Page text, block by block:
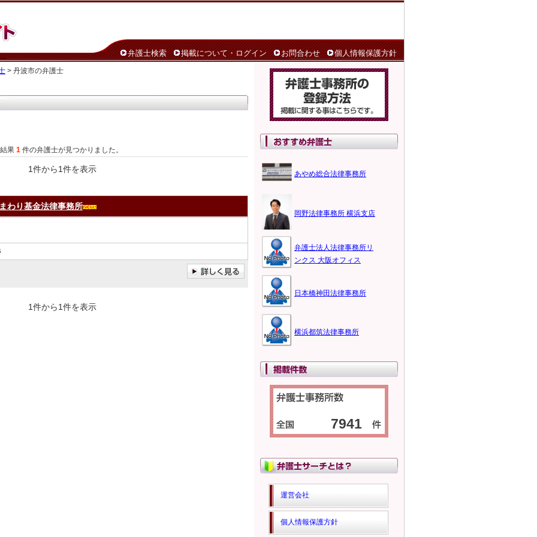
弁護士検索 掲載について・ログイン お問合わせ 個人情報保護方針
> 丹波市の弁護士
果 1 件の弁護士が見つかりました。
1件から1件を表示
わり基金法律事務所
1件から1件を表示
あやめ総合法律事務所
岡野法律事務所 横浜支店
弁護士法人法律事務所リ
ンクス 大阪オフィス
日本橋神田法律事務所
横浜都筑法律事務所
7941
運営会社
個人情報保護方針